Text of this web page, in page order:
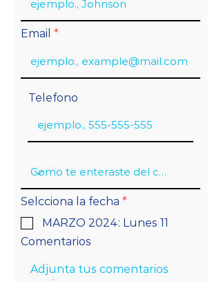
Email
Telefono
Selcciona la fecha *R
q
e
MARZO 2024: Lunes 11
Comentarios